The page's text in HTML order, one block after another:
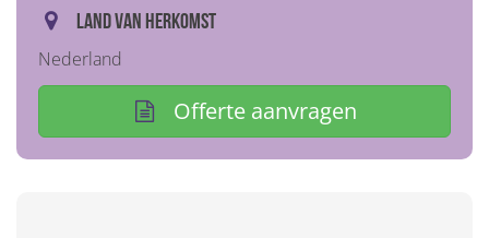
Land van herkomst
Nederland
Offerte aanvragen